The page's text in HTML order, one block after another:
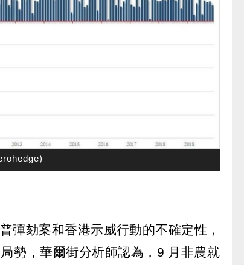
彈劾案和香港示威行動的不確定性，
勢，華爾街分析師認為，9 月非農就